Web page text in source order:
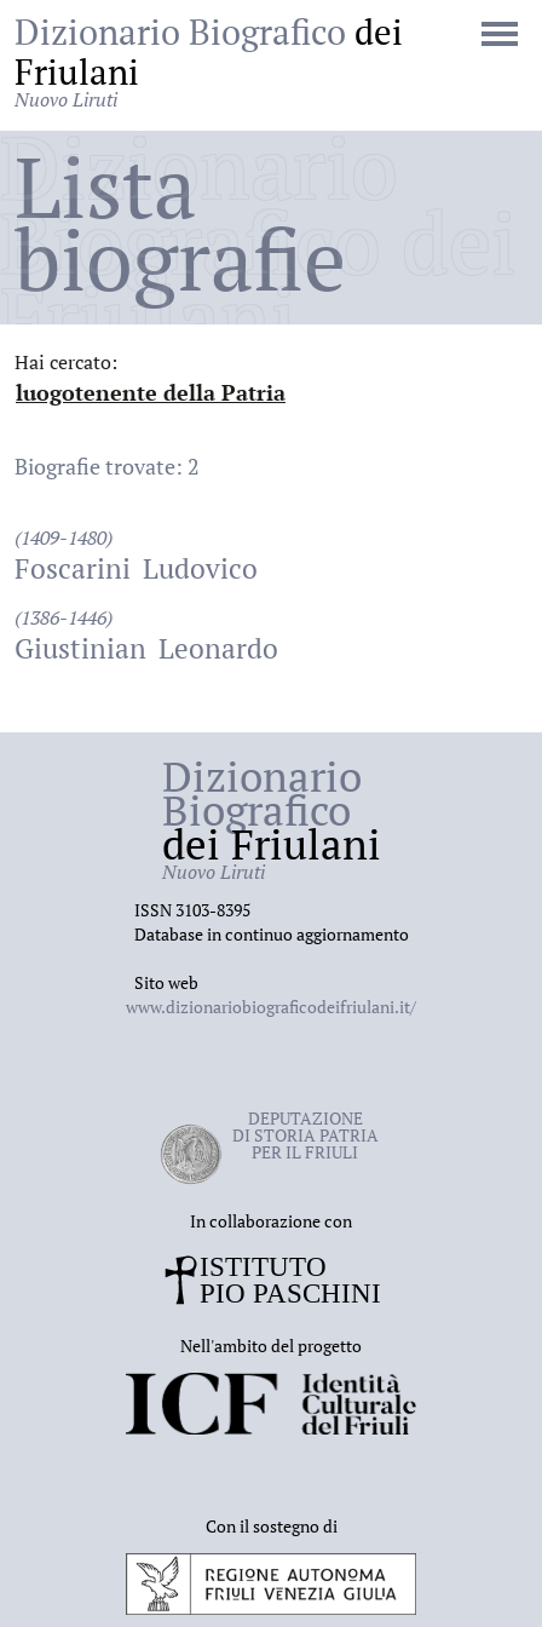
Dizionario Biografico dei
Friulani
Nuovo Liruti
Dizionario
Biografico dei
Friulani
Lista
biografie
Hai cercato:
luogotenente della Patria
Biografie trovate: 2
(1409-1480)
Foscarini Ludovico
(1386-1446)
Giustinian Leonardo
Dizionario
Biografico
dei Friulani
Nuovo Liruti
ISSN 3103-8395
Database in continuo aggiornamento
Sito web
www.dizionariobiograficodeifriulani.it/
DEPUTAZIONE
DI STORIA PATRIA
PER IL FRIULI
In collaborazione con
Nell'ambito del progetto
Con il sostegno di